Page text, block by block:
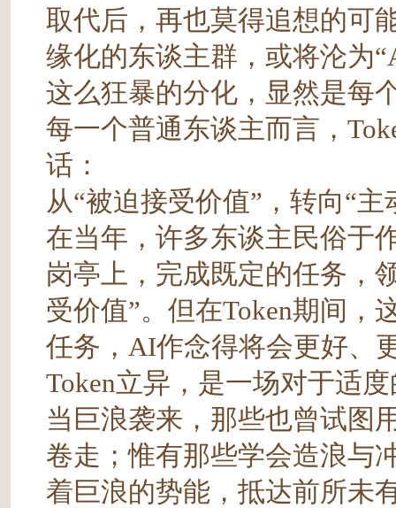
取代后，再也莫得追想的可
缘化的东谈主群，或将沦为
这么狂暴的分化，显然是每
每一个普通东谈主而言，
话：
从“被迫接受价值”，转向“
在当年，许多东谈主民俗于
岗亭上，完成既定的任务，
受价值”。但在Token期间，
任务，AI作念得将会更好、
Token立异，是一场对于适
当巨浪袭来，那些也曾试图
卷走；惟有那些学会造浪与
着巨浪的势能，抵达前所未